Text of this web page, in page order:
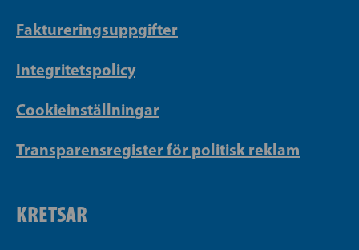
Faktureringsuppgifter
Integritetspolicy
Cookieinställningar
Transparensregister för politisk reklam
KRETSAR